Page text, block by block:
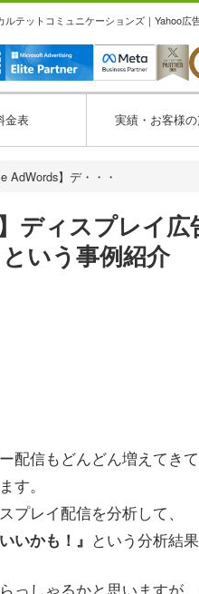
テットコミュニケーションズ｜Yahoo広
金表 実績・お客様
AdWords】デ・・・
ディスプレイ
いう事例紹介
信もどんどん増えてきて
す。
プレイ配信を分析して、
いかも！』 という分析結
っしゃるかと思いますが